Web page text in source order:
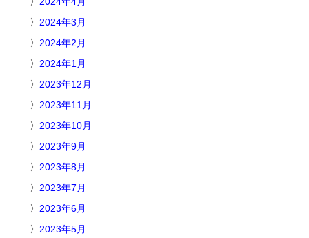
2024年3月
2024年2月
2024年1月
2023年12月
2023年11月
2023年10月
2023年9月
2023年8月
2023年7月
2023年6月
2023年5月